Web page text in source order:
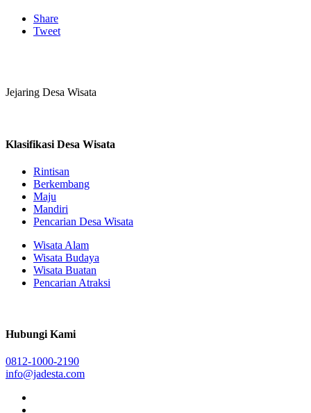
Share
Tweet
Jejaring Desa Wisata
Klasifikasi Desa Wisata
Rintisan
Berkembang
Maju
Mandiri
Pencarian Desa Wisata
Wisata Alam
Wisata Budaya
Wisata Buatan
Pencarian Atraksi
Hubungi Kami
0812-1000-2190
info@jadesta.com